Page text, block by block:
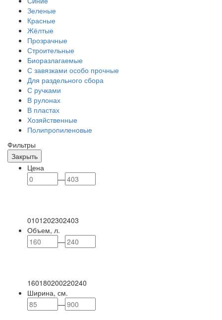
Зеленые
Красные
Жёлтые
Прозрачные
Строительные
Биоразлагаемые
С завязками особо прочные
Для раздельного сбора
С ручками
В рулонах
В пластах
Хозяйственные
Полипропиленовые
Фильтры
Закрыть
Цена
—
0101202302403
Объем, л.
—
160180200220240
Ширина, см.
—